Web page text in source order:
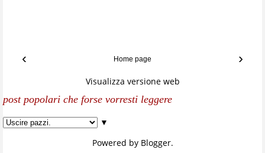
‹ ›
Home page
Visualizza versione web
post popolari che forse vorresti leggere
▼
Powered by Blogger.